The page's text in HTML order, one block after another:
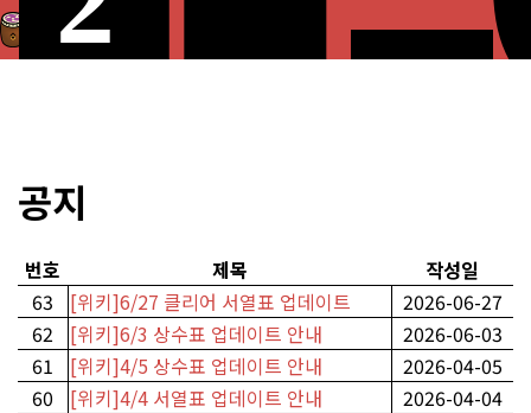
공지
번호 제목
작성일
63
[위키]6/27 클리어 서열표 업데이트
2026-06-27
62
[위키]6/3 상수표 업데이트 안내
2026-06-03
61
[위키]4/5 상수표 업데이트 안내
2026-04-05
60
[위키]4/4 서열표 업데이트 안내
2026-04-04